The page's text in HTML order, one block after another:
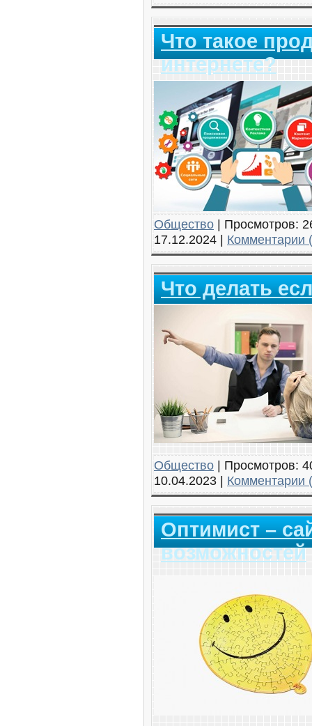
Что такое
интернете?
Общество | Просмотров:
17.12.2024 | Комментарии
Что делать
Общество | Просмотров:
10.04.2023 | Комментарии
Оптимист –
возможностей